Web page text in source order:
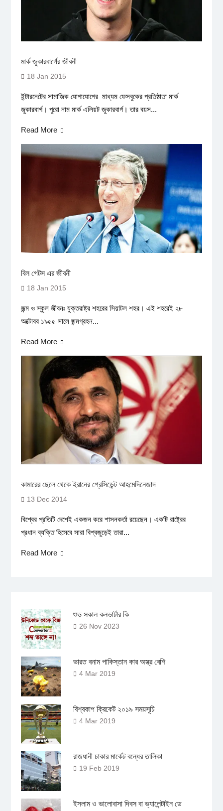
মার্ক জুকারবার্গের জীবনী
18 Jan 2015
ইন্টারনেটের সামাজিক যোগাযোগের মাধ্যম ফেসবুকের প্রতিষ্ঠাতা মার্ক
জুকারবার্গ। পুরো নাম মার্ক এলিয়ট জুকারবার্গ। তার বয়স...
Read More
বিল গেটস এর জীবনী
18 Jan 2015
জন্ম ও স্কুল জীবনঃ যুক্তরাষ্ট্র শহরের সিয়াটল শহর। এই শহরেই ২৮
অক্টোবর ১৯৫৫ সালে জন্মগ্রহন...
Read More
কামারের ছেলে থেকে ইরানের প্রেসিডেন্ট আহমেদিনেজাদ
13 Dec 2014
বিশ্বের প্রতিটি দেশেই একজন করে শাসনকর্তা রয়েছেন। একটি রাষ্ট্রের
প্রধান ব্যক্তি হিসেবে সারা বিশ্বজুড়েই তারা...
Read More
শুভ সকাল কনভার্টার কি
26 Nov 2023
ভারত বনাম পাকিস্তান কার অস্ত্র বেশি
4 Mar 2019
বিশ্বকাপ ক্রিকেট ২০১৯ সময়সূচি
4 Mar 2019
রাজধানী ঢাকার মার্কেট বন্ধের তালিকা
19 Feb 2019
ইসলাম ও ভালোবাসা দিবস বা ভ্যালেন্টাইন ডে